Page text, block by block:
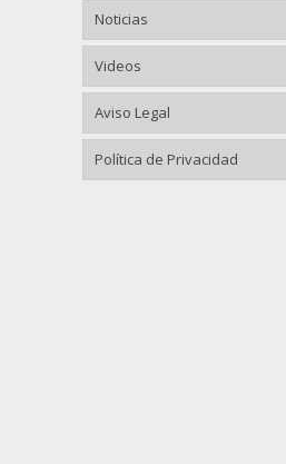
Noticias
Videos
Aviso Legal
Política de Privacidad